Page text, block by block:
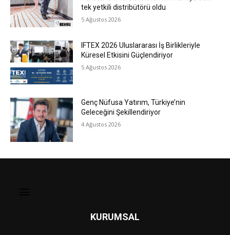
tek yetkili distribütörü oldu
5 Ağustos 2026
IFTEX 2026 Uluslararası İş Birlikleriyle
Küresel Etkisini Güçlendiriyor
5 Ağustos 2026
Genç Nüfusa Yatırım, Türkiye’nin
Geleceğini Şekillendiriyor
4 Ağustos 2026
KURUMSAL